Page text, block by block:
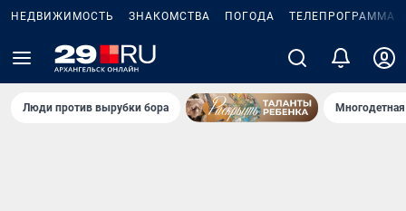
НЕДВИЖИМОСТЬ ЗНАКОМСТВА ПОГОДА ТЕЛЕПРОГРАММА
Люди против вырубки бора